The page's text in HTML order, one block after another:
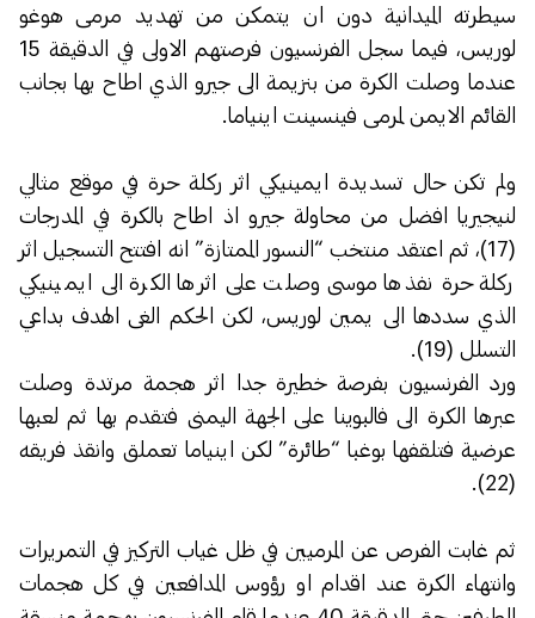
سيطرته الميدانية دون ان يتمكن من تهديد مرمى هوغو
لوريس، فيما سجل الفرنسيون فرصتهم الاولى في الدقيقة 15
عندما وصلت الكرة من بنزيمة الى جيرو الذي اطاح بها بجانب
القائم الايمن لمرمى فينسينت اينياما.
ولم تكن حال تسديدة ايمينيكي اثر ركلة حرة في موقع مثالي
لنيجيريا افضل من محاولة جيرو اذ اطاح بالكرة في المدرجات
(17)، ثم اعتقد منتخب “النسور الممتازة” انه افتتح التسجيل اثر
ركلة حرة نفذها موسى وصلت على اثرها الكرة الى ايمينيكي
الذي سددها الى يمين لوريس، لكن الحكم الغى الهدف بداعي
التسلل (19).
ورد الفرنسيون بفرصة خطيرة جدا اثر هجمة مرتدة وصلت
عبرها الكرة الى فالبوينا على الجهة اليمنى فتقدم بها ثم لعبها
عرضية فتلقفها بوغبا “طائرة” لكن اينياما تعملق وانقذ فريقه
(22).
ثم غابت الفرص عن المرميين في ظل غياب التركيز في التمريرات
وانتهاء الكرة عند اقدام او رؤوس المدافعين في كل هجمات